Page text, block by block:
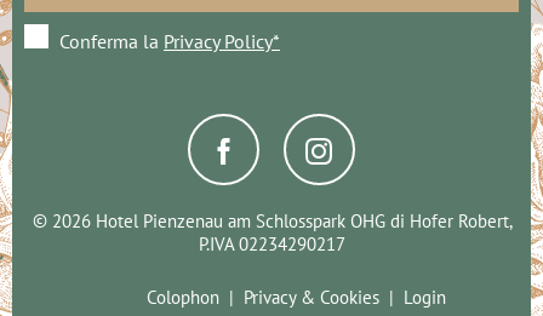
Conferma la Privacy Policy*
© 2026 Hotel Pienzenau am Schlosspark OHG di Hofer Robert,
P.IVA 02234290217
Colophon Privacy & Cookies Login